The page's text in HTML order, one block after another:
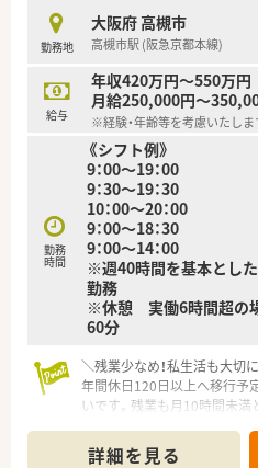
■大阪を中心に近畿圏で約
チェーンで、2025年からは
います。
■クリニック門前や医療モー
域住民の方々の健康を支える
す。
■職員一人一人の生活背景を
理な異動や厳しいノルマが
です。
勤務地
大阪府 高槻市
高槻市駅 (阪急京都本線)
給与
年収420万円～550万円
月給250,000円～
※経験・年齢等を考慮いたしま
勤務
時間
《シフト例》
9：00～19：00
9：30～19：30
10：00～20：00
9：00～18：30
9：00～14：00
※週40時間を基本とし
勤務
※休憩 実働6時間超の
60分
＼残業少なめ！私生活も大切
年間休日120日以上へ移行予
いです。残業も月10時間未満
＊
詳細を見る